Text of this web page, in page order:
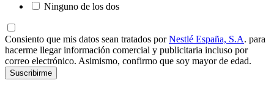
Ninguno de los dos
Consiento que mis datos sean tratados porNestlé España, S.A. para
hacerme llegar información comercial y publicitaria incluso por
correo electrónico. Asimismo, confirmo que soy mayor de edad.
Suscribirme